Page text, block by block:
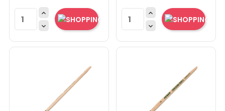



